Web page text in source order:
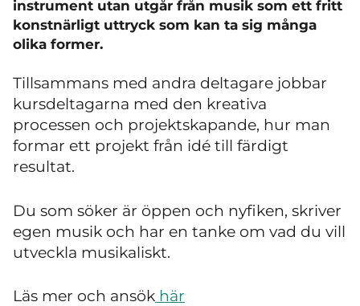
instrument utan utgår från musik som ett fritt
konstnärligt uttryck som kan ta sig många
olika former.
Tillsammans med andra deltagare jobbar
kursdeltagarna med den kreativa
processen och projektskapande, hur man
formar ett projekt från idé till färdigt
resultat.
Du som söker är öppen och nyfiken, skriver
egen musik och har en tanke om vad du vill
utveckla musikaliskt.
Läs mer och ansök här